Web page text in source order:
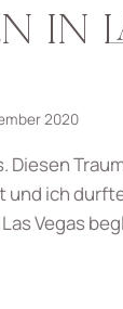
IN
2020
Diesen
und ich
Vegas